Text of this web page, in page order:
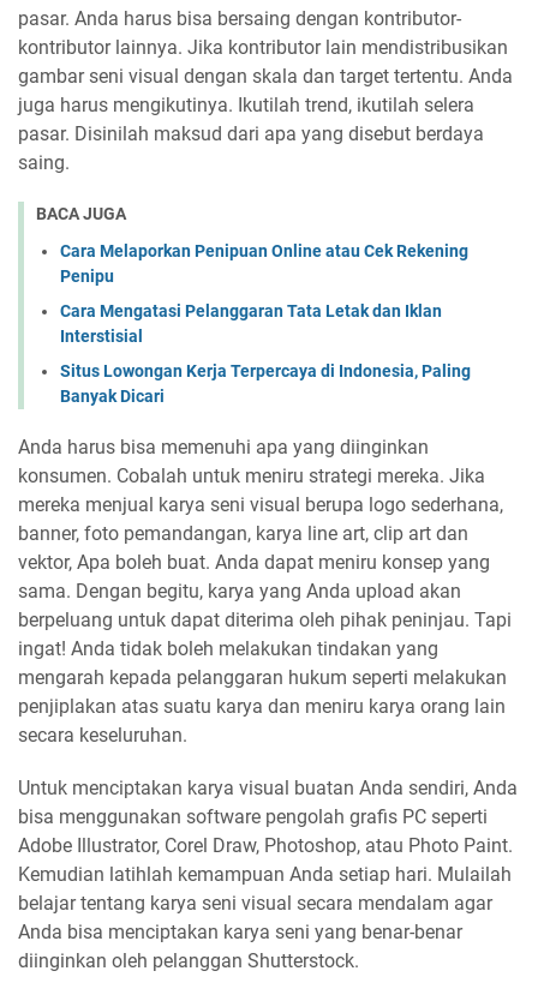
pasar. Anda harus bisa bersaing dengan kontributor-
kontributor lainnya. Jika kontributor lain mendistribusikan
gambar seni visual dengan skala dan target tertentu. Anda
juga harus mengikutinya. Ikutilah trend, ikutilah selera
pasar. Disinilah maksud dari apa yang disebut berdaya
saing.
BACA JUGA
Cara Melaporkan Penipuan Online atau Cek Rekening
Penipu
Cara Mengatasi Pelanggaran Tata Letak dan Iklan
Interstisial
Situs Lowongan Kerja Terpercaya di Indonesia, Paling
Banyak Dicari
Anda harus bisa memenuhi apa yang diinginkan
konsumen. Cobalah untuk meniru strategi mereka. Jika
mereka menjual karya seni visual berupa logo sederhana,
banner, foto pemandangan, karya line art, clip art dan
vektor, Apa boleh buat. Anda dapat meniru konsep yang
sama. Dengan begitu, karya yang Anda upload akan
berpeluang untuk dapat diterima oleh pihak peninjau. Tapi
ingat! Anda tidak boleh melakukan tindakan yang
mengarah kepada pelanggaran hukum seperti melakukan
penjiplakan atas suatu karya dan meniru karya orang lain
secara keseluruhan.
Untuk menciptakan karya visual buatan Anda sendiri, Anda
bisa menggunakan software pengolah grafis PC seperti
Adobe Illustrator, Corel Draw, Photoshop, atau Photo Paint.
Kemudian latihlah kemampuan Anda setiap hari. Mulailah
belajar tentang karya seni visual secara mendalam agar
Anda bisa menciptakan karya seni yang benar-benar
diinginkan oleh pelanggan Shutterstock.